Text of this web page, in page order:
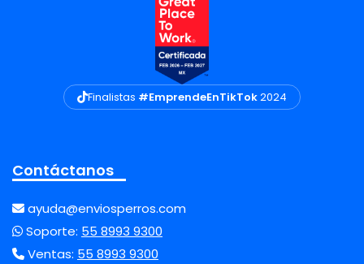
Finalistas #EmprendeEnTikTok2024
Contáctanos
ayuda@enviosperros.com
Soporte: 55 8993 9300
Ventas: 55 8993 9300